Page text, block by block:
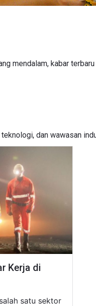
mendalam, kabar
dan wawasan
Kerja di
satu sektor